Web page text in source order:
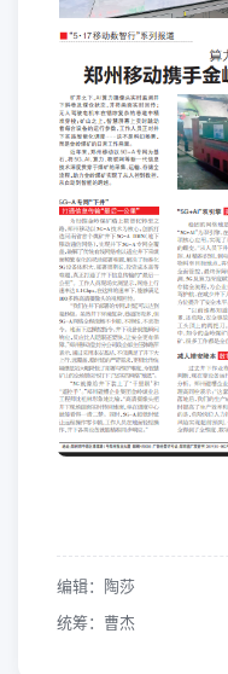
编辑：陶莎
统筹：曹杰